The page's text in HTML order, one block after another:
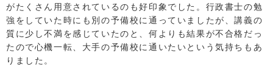
がたくさん用意されているのも好印象でした。行政書士の勉
強をしていた時にも別の予備校に通っていましたが、講義の
質に少し不満を感じていたのと、何よりも結果が不合格だっ
たので心機一転、大手の予備校に通いたいという気持ちもあ
りました。